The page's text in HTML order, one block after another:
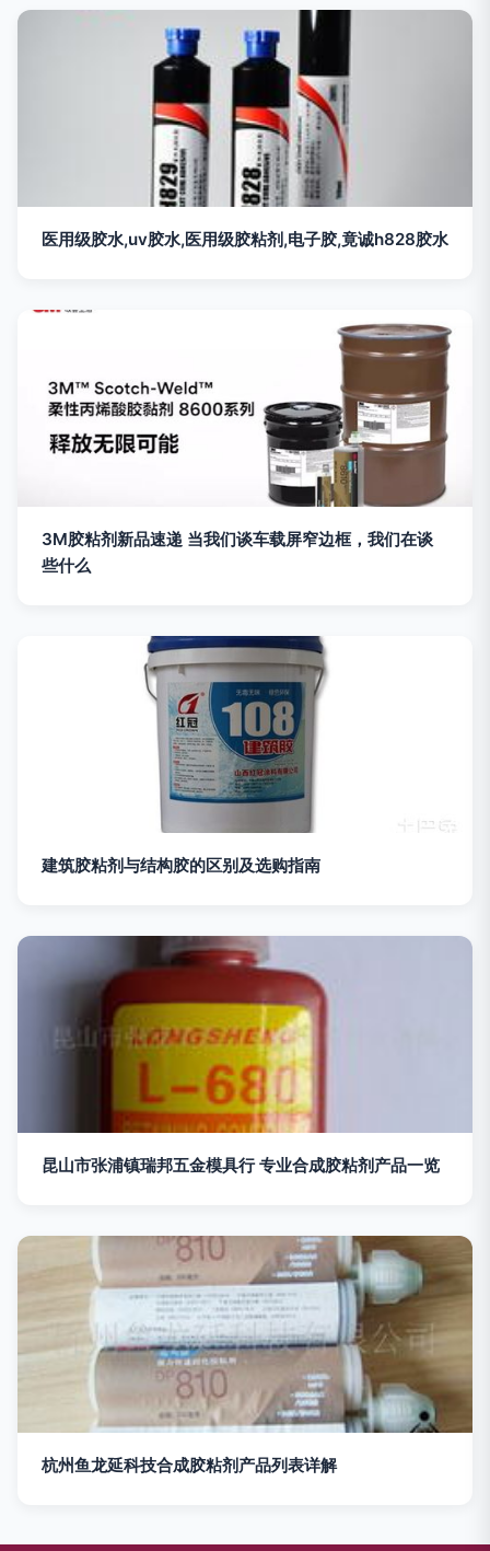
医用级胶水,uv胶水,医用级胶粘剂,电子胶,竟诚h828胶水
3M胶粘剂新品速递 当我们谈车载屏窄边框，我们在谈
些什么
建筑胶粘剂与结构胶的区别及选购指南
昆山市张浦镇瑞邦五金模具行 专业合成胶粘剂产品一览
杭州鱼龙延科技合成胶粘剂产品列表详解